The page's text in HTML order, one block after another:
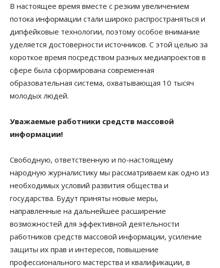
В настоящее время вместе с резким увеличением
потока информации стали широко распространяться и
дипфейковые технологии, поэтому особое внимание
уделяется достоверности источников. С этой целью за
короткое время посредством разных медиапроектов в
сфере была сформирована современная
образовательная система, охватывающая 10 тысяч
молодых людей.
Уважаемые работники средств массовой
информации!
Свободную, ответственную и по-настоящему
народную журналистику мы рассматриваем как одно из
необходимых условий развития общества и
государства. Будут приняты новые меры,
направленные на дальнейшее расширение
возможностей для эффективной деятельности
работников средств массовой информации, усиление
защиты их прав и интересов, повышение
профессионального мастерства и квалификации, в